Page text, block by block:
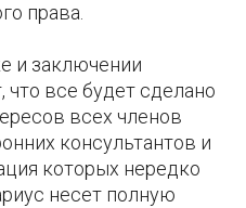
права.
и заключении
что все будет сделано
всех членов
консультантов и
которых нередко
несет полную